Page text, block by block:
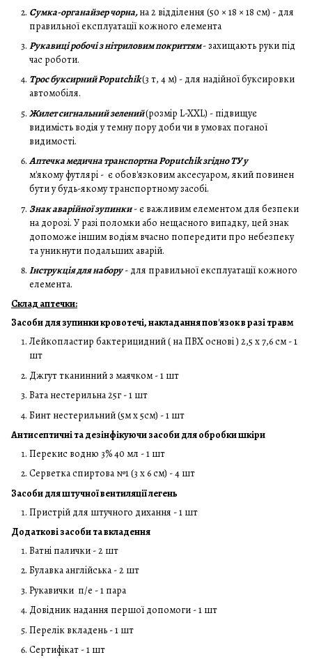
Сумка-органайзер чорна,на 2 відділення (50 × 18 × 18 см) - для
правильної експлуатації кожного елемента
Рукавиці робочі з нітриловим покриттям- захищають руки під
час роботи.
Трос буксирний Poputchik(3 т, 4 м) - для надійної буксировки
автомобіля.
Жилет сигнальний зелений(розмір L-XXL) - підвищує
видимість водія у темну пору доби чи в умовах поганої
видимості.
Аптечка медична транспортна Poputchik згідно ТУ у
м'якому футлярі - є обов'язковим аксесуаром, який повинен
бути у будь-якому транспортному засобі.
Знак аварійної зупинки- є важливим елементом для безпеки
на дорозі. У разі поломки або нещасного випадку, цей знак
допоможе іншим водіям вчасно попередити про небезпеку
та уникнути подальших аварій.
Інструкція для набору- для правильної експлуатації кожного
елемента.
Склад аптечки:
Засоби для зупинки кровотечі, накладання пов'язок в разі травм
Лейкопластир бактерицидний ( на ПВХ основі ) 2,5 х 7,6 см - 1
шт
Джгут тканинний з маячком - 1 шт
Вата нестерильна 25г - 1 шт
Бинт нестерильний (5м х 5см) - 1 шт
Антисептичні та дезінфікуючи засоби для обробки шкіри
Перекис водню 3% 40 мл - 1 шт
Серветка спиртова №1 (3 х 6 см) - 4 шт
Засоби для штучної вентиляції легень
Пристрій для штучного дихання - 1 шт
Додаткові засоби та вкладення
Ватні палички - 2 шт
Булавка англійська - 2 шт
Рукавички п/е - 1 пара
Довідник надання першої допомоги - 1 шт
Перелік вкладень - 1 шт
Сертифікат - 1 шт